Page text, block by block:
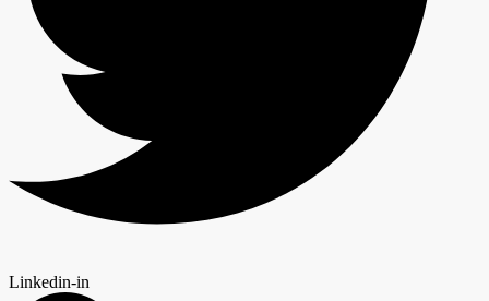
Linkedin-in